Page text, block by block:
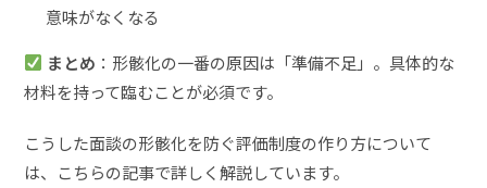
意味がなくなる
まとめ ：形骸化の一番の原因は「準備不足」。具体的な
材料を持って臨むことが必須です。
こうした面談の形骸化を防ぐ評価制度の作り方について
は、こちらの記事で詳しく解説しています。